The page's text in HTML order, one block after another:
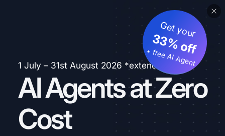
1 July – 31st August 2026 *extended
AI Agents at Zero
Cost
Get your
33% off
+ free AI Agent